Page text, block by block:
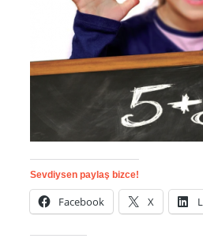
Sevdiysen paylaş bizce!
Facebook X